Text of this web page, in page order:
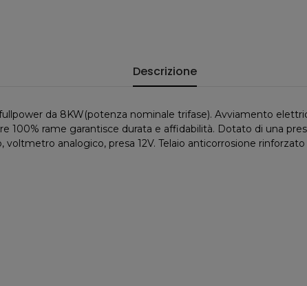
Descrizione
da 8KW(potenza nominale trifase). Avviamento
100% rame garantisce durata e affidabilità. Dotato di una
voltmetro analogico, presa 12V. Telaio anticorrosione